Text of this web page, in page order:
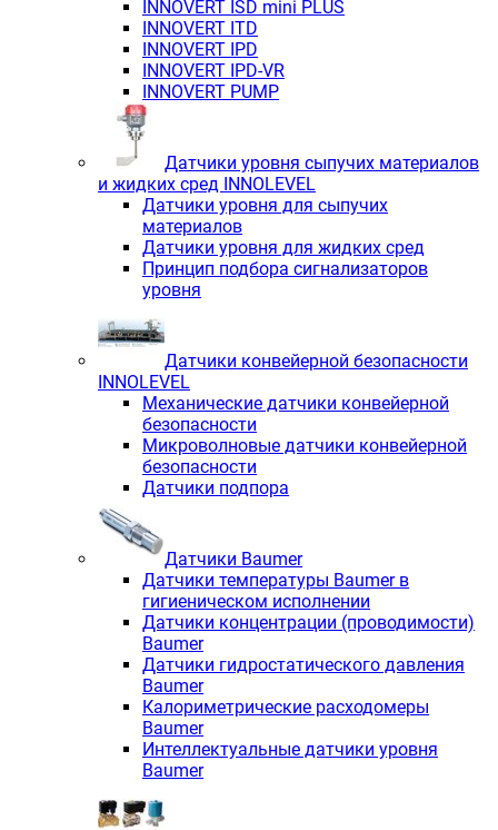
INNOVERT ISD mini PLUS
INNOVERT ITD
INNOVERT IРD
INNOVERT IРD-VR
INNOVERT PUMP
Датчики уровня сыпучих материалов
и жидких сред INNOLEVEL
Датчики уровня для сыпучих
материалов
Датчики уровня для жидких сред
Принцип подбора сигнализаторов
уровня
Датчики конвейерной безопасности
INNOLEVEL
Механические датчики конвейерной
безопасности
Микроволновые датчики конвейерной
безопасности
Датчики подпора
Датчики Baumer
Датчики температуры Baumer в
гигиеническом исполнении
Датчики концентрации (проводимости)
Baumer
Датчики гидростатического давления
Baumer
Калориметрические расходомеры
Baumer
Интеллектуальные датчики уровня
Baumer